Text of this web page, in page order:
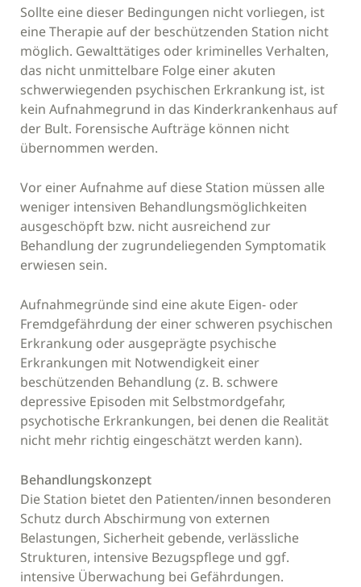
Sollte eine dieser Bedingungen nicht vorliegen, ist
eine Therapie auf der beschützenden Station nicht
möglich. Gewalttätiges oder kriminelles Verhalten,
das nicht unmittelbare Folge einer akuten
schwerwiegenden psychischen Erkrankung ist, ist
kein Aufnahmegrund in das Kinderkrankenhaus auf
der Bult. Forensische Aufträge können nicht
übernommen werden.
Vor einer Aufnahme auf diese Station müssen alle
weniger intensiven Behandlungsmöglichkeiten
ausgeschöpft bzw. nicht ausreichend zur
Behandlung der zugrundeliegenden Symptomatik
erwiesen sein.
Aufnahmegründe sind eine akute Eigen- oder
Fremdgefährdung der einer schweren psychischen
Erkrankung oder ausgeprägte psychische
Erkrankungen mit Notwendigkeit einer
beschützenden Behandlung (z. B. schwere
depressive Episoden mit Selbstmordgefahr,
psychotische Erkrankungen, bei denen die Realität
nicht mehr richtig eingeschätzt werden kann).
Behandlungskonzept
Die Station bietet den Patienten/innen besonderen
Schutz durch Abschirmung von externen
Belastungen, Sicherheit gebende, verlässliche
Strukturen, intensive Bezugspflege und ggf.
intensive Überwachung bei Gefährdungen.